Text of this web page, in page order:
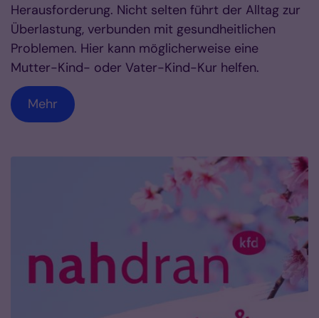
Herausforderung. Nicht selten führt der Alltag zur
Überlastung, verbunden mit gesundheitlichen
Problemen. Hier kann möglicherweise eine
Mutter-Kind- oder Vater-Kind-Kur helfen.
Mehr